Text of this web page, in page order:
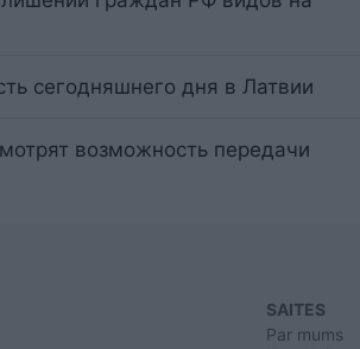
сегодняшнего дня в Латвии
возможность передачи
SAITES
Par mums